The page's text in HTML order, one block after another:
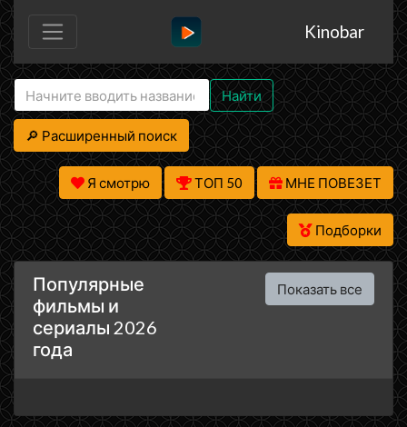
Kinobar
Найти
🔎 Расширенный поиск
Я смотрю ТОП 50 МНЕ ПОВЕЗЕТ
Подборки
Популярные
фильмы и
сериалы 2026
года
Показать все